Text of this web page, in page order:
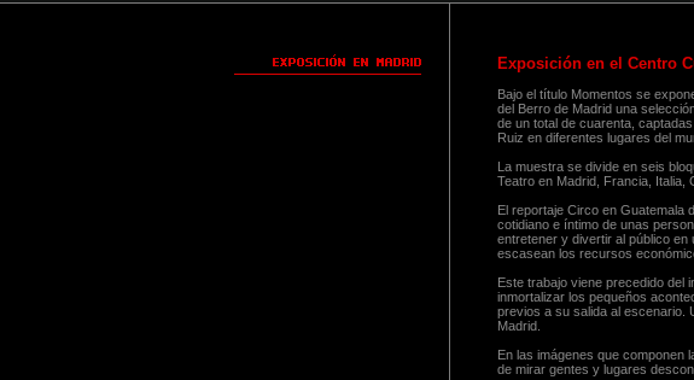
Exposición en el Centro
Bajo el título Momentos se
del Berro de Madrid una
de un total de cuarenta,
Ruiz en diferentes lugares del
La muestra se divide en seis
Teatro en Madrid, Francia, Italia,
El reportaje Circo en Guatemala
cotidiano e íntimo de unas
entretener y divertir al público en
escasean los recursos
Este trabajo viene precedido del
inmortalizar los pequeños
previos a su salida al escenario.
Madrid.
En las imágenes que componen
de mirar gentes y lugares